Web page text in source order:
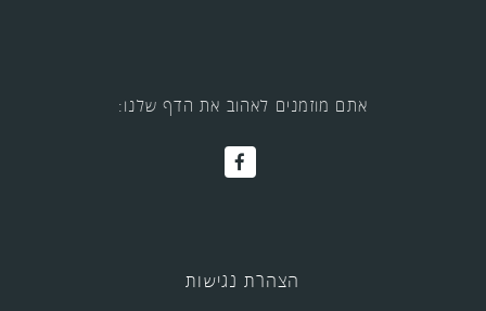
אתם מוזמנים לאהוב את הדף שלנו:
הצהרת נגישות